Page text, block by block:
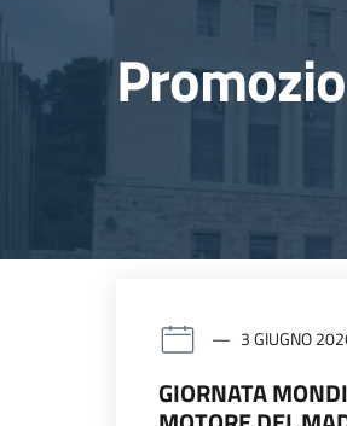
3 GIUGNO
GIORNATA